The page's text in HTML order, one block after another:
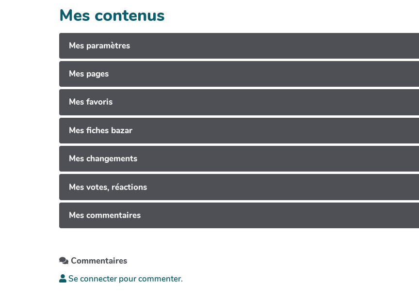
Mes contenus
Mes paramètres
Mes pages
Mes favoris
Mes fiches bazar
Mes changements
Mes votes, réactions
Mes commentaires
Commentaires
Se connecter pour commenter.